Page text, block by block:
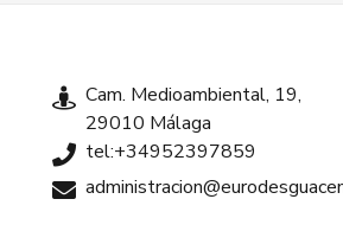
Cam. Medioambiental, 19,
29010 Málaga
tel:+34952397859